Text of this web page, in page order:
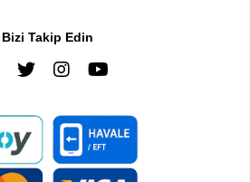
Bizi Takip Edin